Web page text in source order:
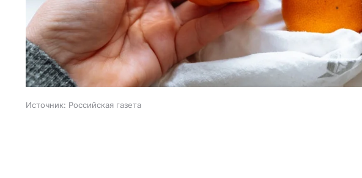
Источник: Российская газета